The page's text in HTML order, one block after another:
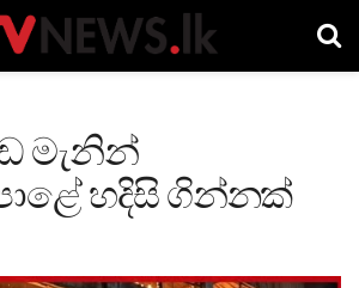
මැනින්
හදිසි ගින්නක්